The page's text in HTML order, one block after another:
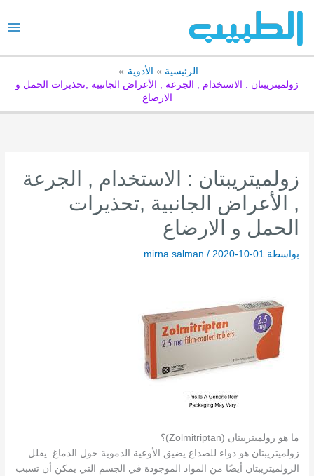
المحتوى
الرئيسية
الأدوية
زولميتريبتان : الاستخدام , الجرعة , الأعراض الجانبية ,تحذيرات الحمل و
الارضاع
زولميتريبتان : الاستخدام , الجرعة
, الأعراض الجانبية ,تحذيرات
الحمل و الارضاع
بواسطة mirna salman / 2020-10-01
ما هو زولميتريبتان (Zolmitriptan)؟
زولميتريبتان هو دواء للصداع يضيق الأوعية الدموية حول الدماغ. يقلل
الزولميتريبتان أيضًا من المواد الموجودة في الجسم التي يمكن أن تسبب